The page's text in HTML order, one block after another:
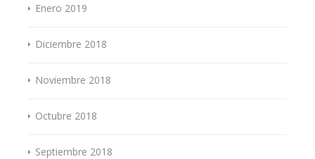
Enero 2019
Diciembre 2018
Noviembre 2018
Octubre 2018
Septiembre 2018